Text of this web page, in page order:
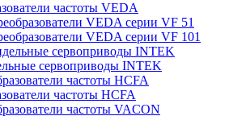
частоты VEDA
VEDA серии VF 51
VEDA серии VF 101
сервоприводы INTEK
частоты HCFA